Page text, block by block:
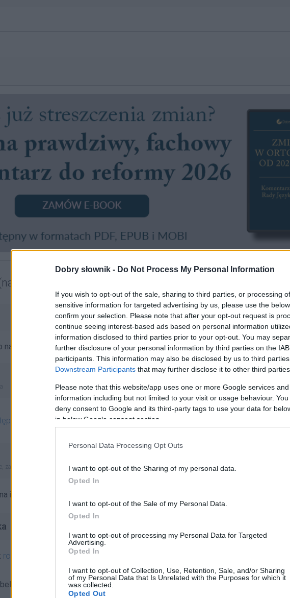
Dobry słownik - Do Not Process My Personal Information
If you wish to opt-out of the sale, sharing to third parties, or processing
sensitive information for targeted advertising by us, please use the
confirm your selection. Please note that after your opt-out request is
continue seeing interest-based ads based on personal information
information disclosed to third parties prior to your opt-out. You may
further disclosure of your personal information by third parties on the
participants. This information may also be disclosed by us to third
Downstream Participants that may further disclose it to other third parties.
Please note that this website/app uses one or more Google services
information including but not limited to your visit or usage behaviour.
deny consent to Google and its third-party tags to use your data for
in below Google consent section.
Personal Data Processing Opt Outs
I want to opt-out of the Sharing of my personal data.
Opted In
I want to opt-out of the Sale of my Personal Data.
Opted In
I want to opt-out of processing my Personal Data for Targeted
Advertising.
Opted In
I want to opt-out of Collection, Use, Retention, Sale, and/or Sharing
of my Personal Data that Is Unrelated with the Purposes for which it
was collected.
Opted Out
nazwisko włoskie, m.in. Pietro Generali (1773–1832) — kompozytor
w abonamencie, sprawdź
zasady pisowni (nowe opracowanie z komentarzami)
imion, nazwisk, rzeczowników (III):
rodzaj męskoosobowyodmienny